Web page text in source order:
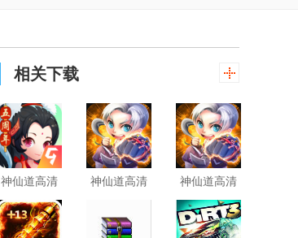
相关下载
神仙道高清
重制版九游
版
神仙道高清
神仙道高清
重制版最新
版